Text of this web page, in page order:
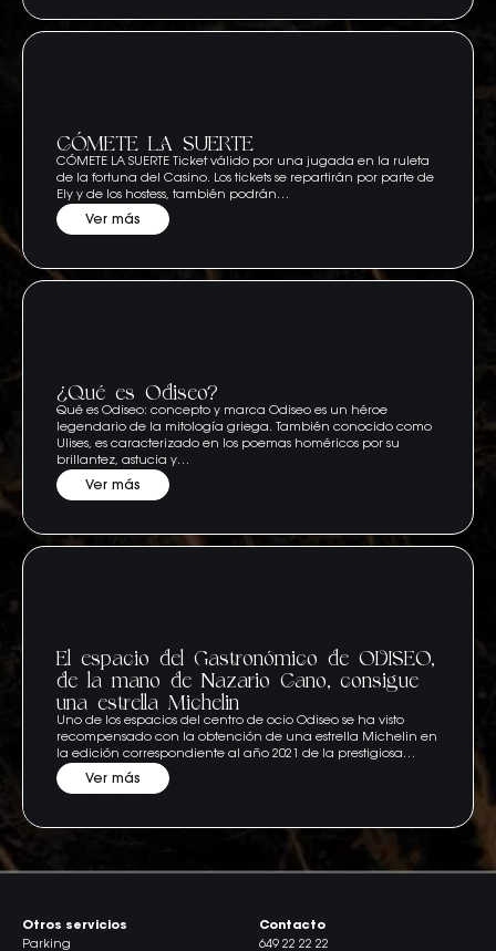
CÓMETE LA SUERTE
CÓMETE LA SUERTE Ticket válido por una jugada en la ruleta
de la fortuna del Casino. Los tickets se repartirán por parte de
Ely y de los hostess, también podrán…
Ver más
¿Qué es Odiseo?
Qué es Odiseo: concepto y marca Odiseo es un héroe
legendario de la mitología griega. También conocido como
Ulises, es caracterizado en los poemas homéricos por su
brillantez, astucia y…
Ver más
El espacio del Gastronómico de ODISEO,
de la mano de Nazario Cano, consigue
una estrella Michelin
Uno de los espacios del centro de ocio Odiseo se ha visto
recompensado con la obtención de una estrella Michelin en
la edición correspondiente al año 2021 de la prestigiosa…
Ver más
Otros servicios
Parking
Contacto
649 22 22 22